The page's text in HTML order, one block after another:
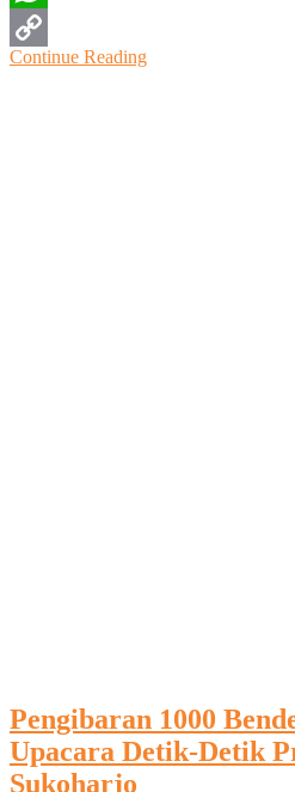
WhatsApp
Copy
Continue Reading
Pengibaran 1000
Upacara Detik-Detik
Sukoharjo